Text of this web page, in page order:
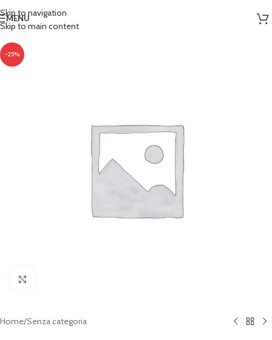
Skip to navigation
Skip to main content
MENU
-25%
Home/Senza categoria